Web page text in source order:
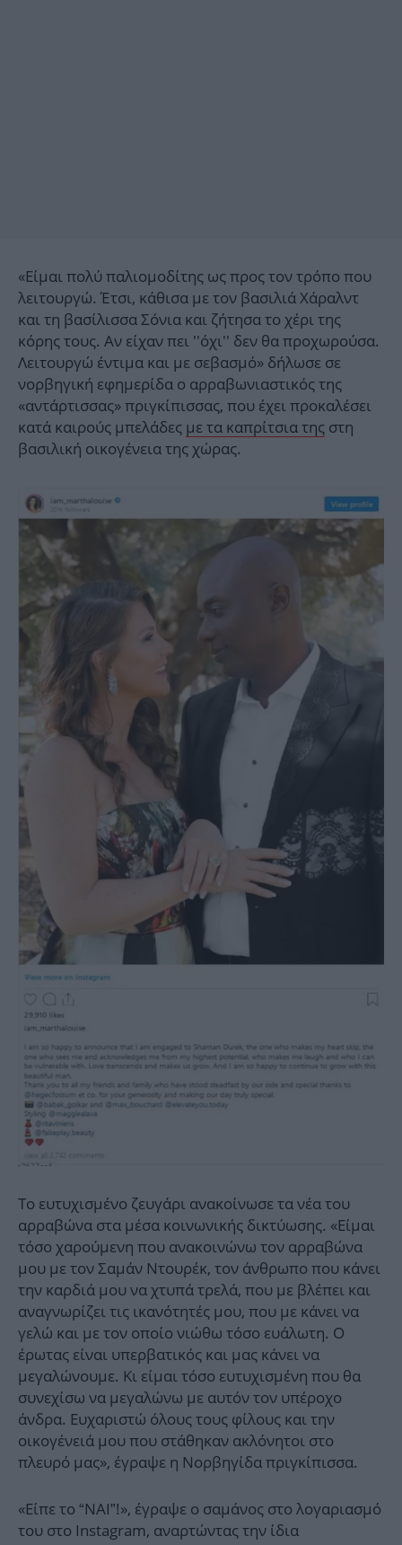
«Είμαι πολύ παλιομοδίτης ως προς τον τρόπο που
λειτουργώ. Έτσι, κάθισα με τον βασιλιά Χάραλντ
και τη βασίλισσα Σόνια και ζήτησα το χέρι της
κόρης τους. Αν είχαν πει ''όχι'' δεν θα προχωρούσα.
Λειτουργώ έντιμα και με σεβασμό» δήλωσε σε
νορβηγική εφημερίδα ο αρραβωνιαστικός της
«αντάρτισσας» πριγκίπισσας, που έχει προκαλέσει
κατά καιρούς μπελάδες με τα καπρίτσια της στη
βασιλική οικογένεια της χώρας.
Το ευτυχισμένο ζευγάρι ανακοίνωσε τα νέα του
αρραβώνα στα μέσα κοινωνικής δικτύωσης. «Είμαι
τόσο χαρούμενη που ανακοινώνω τον αρραβώνα
μου με τον Σαμάν Ντουρέκ, τον άνθρωπο που κάνει
την καρδιά μου να χτυπά τρελά, που με βλέπει και
αναγνωρίζει τις ικανότητές μου, που με κάνει να
γελώ και με τον οποίο νιώθω τόσο ευάλωτη. Ο
έρωτας είναι υπερβατικός και μας κάνει να
μεγαλώνουμε. Κι είμαι τόσο ευτυχισμένη που θα
συνεχίσω να μεγαλώνω με αυτόν τον υπέροχο
άνδρα. Ευχαριστώ όλους τους φίλους και την
οικογένειά μου που στάθηκαν ακλόνητοι στο
πλευρό μας», έγραψε η Νορβηγίδα πριγκίπισσα.
«Είπε το “ΝΑΙ”!», έγραψε ο σαμάνος στο λογαριασμό
του στο Instagram, αναρτώντας την ίδια